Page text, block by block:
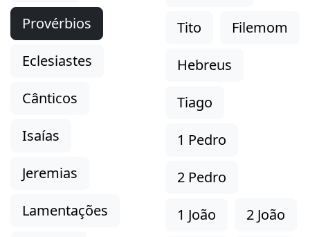
Provérbios
Eclesiastes
Cânticos
Isaías
Jeremias
Lamentações
Tito
Filemom
Hebreus
Tiago
1 Pedro
2 Pedro
1 João
2 João